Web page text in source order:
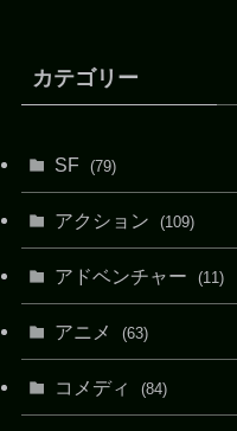
カテゴリー
SF (79)
アクション (109)
アドベンチャー (11)
アニメ (63)
コメディ (84)